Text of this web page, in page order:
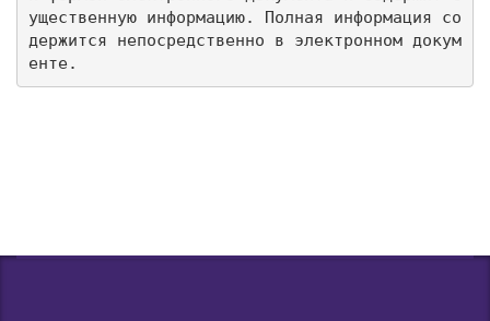
ущественную информацию. Полная информация со
держится непосредственно в электронном докум
енте.